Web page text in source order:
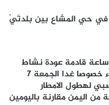
في حي المشاع بين بلدتَيْ
الفلكي عدنان الشوافي: متوقع خلال 48 ساعة قادمة عودة نشاط
الأمطار على اجزاء واسعة من الامانة صنعاء خصوصا غدا الجمعة 7
نسبي لهطول الامطار
من اليمن مقارنة باليومين